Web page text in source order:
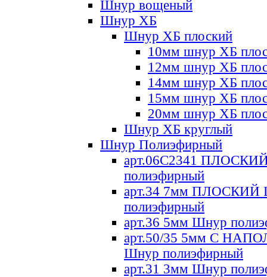
Шнур вощеный
Шнур ХБ
Шнур ХБ плоский
10мм шнур ХБ
12мм шнур ХБ
14мм шнур ХБ
15мм шнур ХБ
20мм шнур ХБ
Шнур ХБ круглый
Шнур Полиэфирный
арт.06С2341
полиэфирный
арт.34 7мм ПЛОСКИЙ
полиэфирный
арт.36 5мм Шнур
арт.50/35 5мм С
Шнур полиэфирный
арт.31 3мм Шнур